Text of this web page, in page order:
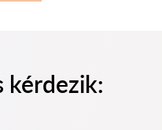
kérdezik: